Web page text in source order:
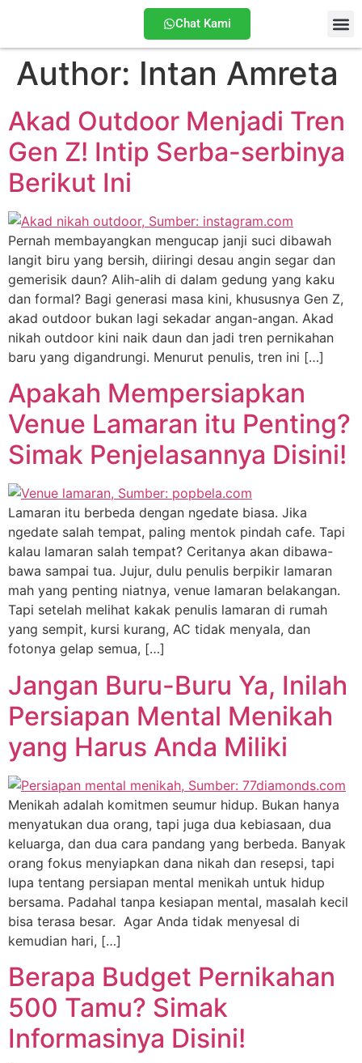
Chat Kami
Author: Intan Amreta
Akad Outdoor Menjadi Tren
Gen Z! Intip Serba-serbinya
Berikut Ini
Pernah membayangkan mengucap janji suci dibawah
langit biru yang bersih, diiringi desau angin segar dan
gemerisik daun? Alih-alih di dalam gedung yang kaku
dan formal? Bagi generasi masa kini, khususnya Gen Z,
akad outdoor bukan lagi sekadar angan-angan. Akad
nikah outdoor kini naik daun dan jadi tren pernikahan
baru yang digandrungi. Menurut penulis, tren ini […]
Apakah Mempersiapkan
Venue Lamaran itu Penting?
Simak Penjelasannya Disini!
Lamaran itu berbeda dengan ngedate biasa. Jika
ngedate salah tempat, paling mentok pindah cafe. Tapi
kalau lamaran salah tempat? Ceritanya akan dibawa-
bawa sampai tua. Jujur, dulu penulis berpikir lamaran
mah yang penting niatnya, venue lamaran belakangan.
Tapi setelah melihat kakak penulis lamaran di rumah
yang sempit, kursi kurang, AC tidak menyala, dan
fotonya gelap semua, […]
Jangan Buru-Buru Ya, Inilah
Persiapan Mental Menikah
yang Harus Anda Miliki
Menikah adalah komitmen seumur hidup. Bukan hanya
menyatukan dua orang, tapi juga dua kebiasaan, dua
keluarga, dan dua cara pandang yang berbeda. Banyak
orang fokus menyiapkan dana nikah dan resepsi, tapi
lupa tentang persiapan mental menikah untuk hidup
bersama. Padahal tanpa kesiapan mental, masalah kecil
bisa terasa besar. Agar Anda tidak menyesal di
kemudian hari, […]
Berapa Budget Pernikahan
500 Tamu? Simak
Informasinya Disini!